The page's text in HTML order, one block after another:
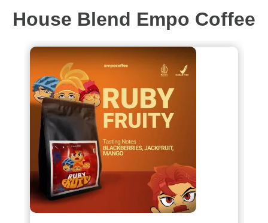
House Blend Empo Coffee